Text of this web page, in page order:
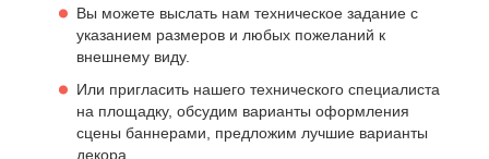
Вы можете выслать нам техническое задание с
указанием размеров и любых пожеланий к
внешнему виду.
Или пригласить нашего технического специалиста
на площадку, обсудим варианты оформления
сцены баннерами, предложим лучшие варианты
декора.